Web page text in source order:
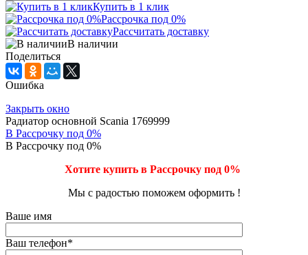
Купить в 1 клик
Рассрочка под 0%
Рассчитать доставку
В наличии
Поделиться
Ошибка
Закрыть окно
Радиатор основной Scania 1769999
В Рассрочку под 0%
В Рассрочку под 0%
Хотите купить в Рассрочку под 0%
Мы с радостью поможем оформить !
Ваше имя
Ваш телефон*